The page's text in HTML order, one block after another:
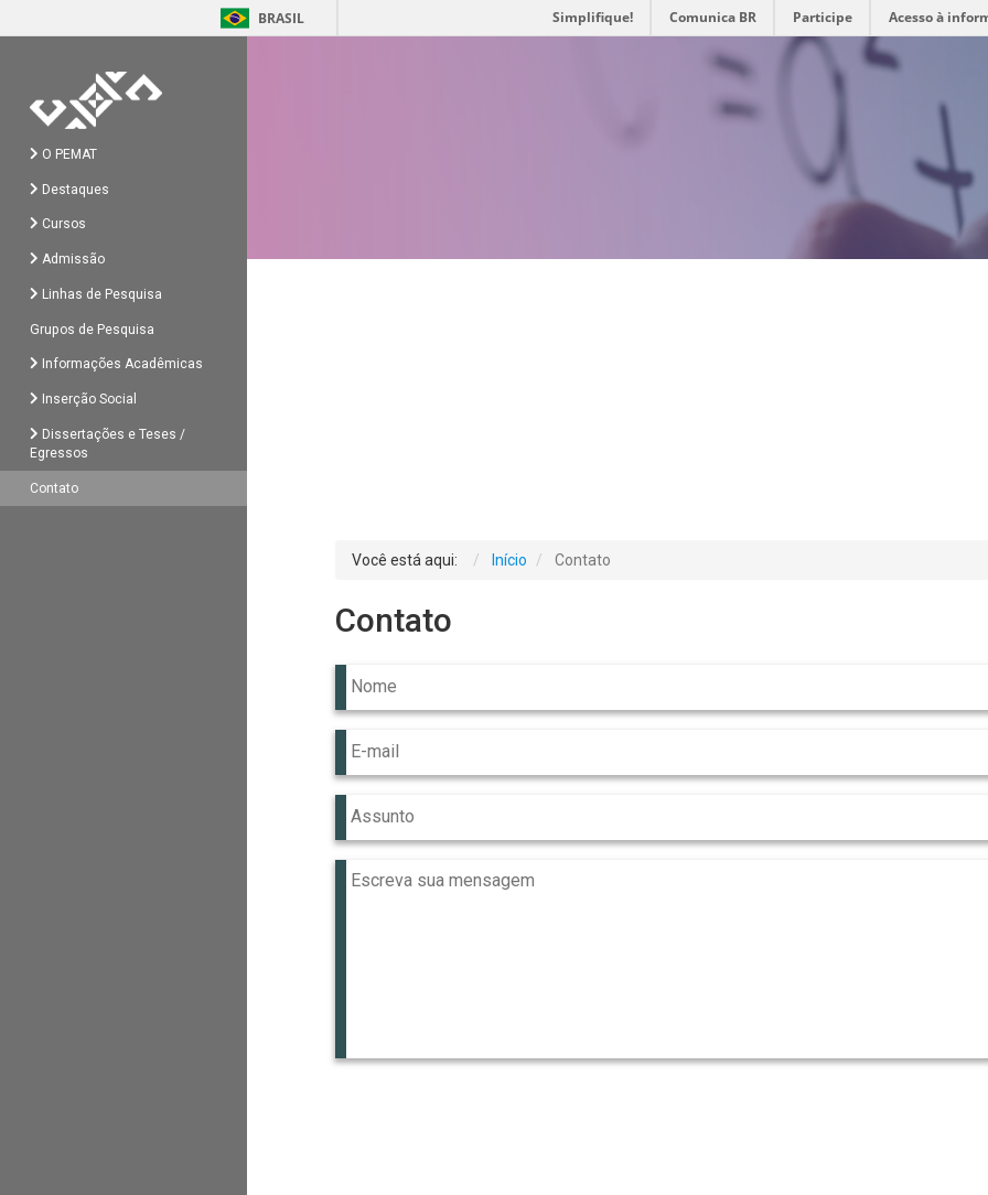
BRASIL Simplifique! Comunica BR Participe Acesso à
O PEMAT
Destaques
Cursos
Admissão
Linhas de Pesquisa
Grupos de Pesquisa
Informações Acadêmicas
Inserção Social
Dissertações e Teses /
Egressos
Contato
Você está aqui: Início Contato
Contato